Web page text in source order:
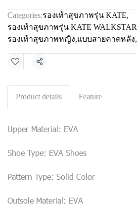
Categories:รองเท้าสุขภาพรุ่น KATE,
รองเท้าสุขภาพรุ่น KATE WALKSTAR
รองเท้าสุขภาพหญิง,แบบสายคาดหลัง,
Share
Product details Feature
Upper Material: EVA
Shoe Type: EVA Shoes
Pattern Type: Solid Color
Outsole Material: EVA